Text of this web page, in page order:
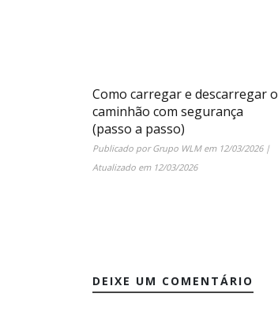
Como carregar e descarregar o
caminhão com segurança
(passo a passo)
Publicado porGrupo WLMem 12/03/2026|
Atualizado em 12/03/2026
DEIXE UM COMENTÁRIO